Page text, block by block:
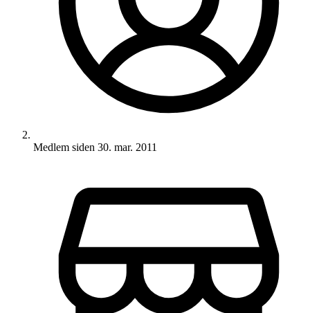
Medlem siden 30. mar. 2011